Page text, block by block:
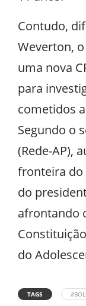
Contudo,
Weverton,
uma nova
para
cometidos
Segundo o
(Rede-AP),
fronteira do
do
afrontando
do
TAGS